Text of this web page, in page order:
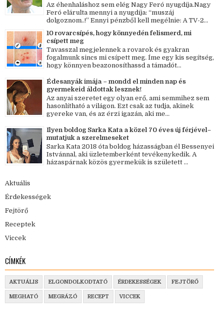
Az éhenhaláshoz sem elég Nagy Feró nyugdíja.Nagy
Feró elárulta mennyi a nyugdíja: “muszáj
dolgoznom..!” Ennyi pénzből kell megélnie: A TV-2...
10 rovarcsípés, hogy könnyedén felismerd, mi
csípett meg
Tavasszal megjelennek a rovarok és gyakran
fogalmunk sincs mi csípett meg. Íme egy kis segítség,
hogy könnyen beazonosíthassd a támadót...
Édesanyák imája – mondd el minden nap és
gyermekeid áldottak lesznek!
Az anyai szeretet egy olyan erő, ami semmihez sem
hasonlítható a világon. Ezt csak az tudja, akinek
gyereke van, és az érzi igazán, aki me...
Ilyen boldog Sarka Kata a közel 70 éves új férjével–
mutatjuk a szerelmeseket
Sarka Kata 2018 óta boldog házasságban él Bessenyei
Istvánnal, aki üzletemberként tevékenykedik. A
házaspárnak közös gyermekük is született ...
Aktuális
Érdekességek
Fejtörő
Receptek
Viccek
CÍMKÉK
AKTUÁLIS ELGONDOLKODTATÓ ÉRDEKESSÉGEK FEJTÖRŐ
MEGHATÓ MEGRÁZÓ RECEPT VICCEK